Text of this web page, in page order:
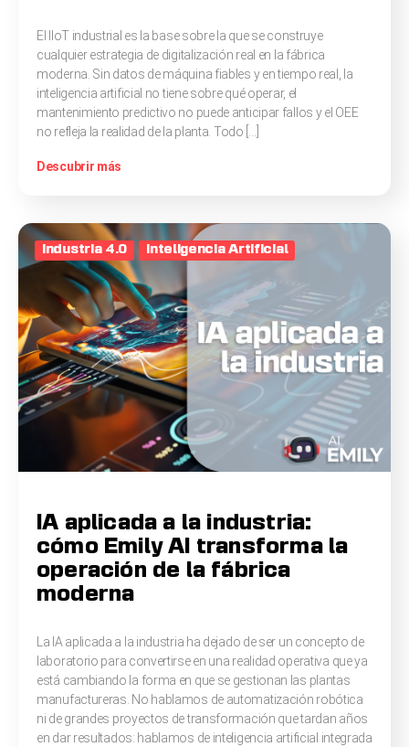
El IIoT industrial es la base sobre la que se construye
cualquier estrategia de digitalización real en la fábrica
moderna. Sin datos de máquina fiables y en tiempo real, la
inteligencia artificial no tiene sobre qué operar, el
mantenimiento predictivo no puede anticipar fallos y el OEE
no refleja la realidad de la planta. Todo […]
Descubrir más
Industria 4.0 Inteligencia Artificial
IA aplicada a la industria:
cómo Emily AI transforma la
operación de la fábrica
moderna
La IA aplicada a la industria ha dejado de ser un concepto de
laboratorio para convertirse en una realidad operativa que ya
está cambiando la forma en que se gestionan las plantas
manufactureras. No hablamos de automatización robótica
ni de grandes proyectos de transformación que tardan años
en dar resultados: hablamos de inteligencia artificial integrada